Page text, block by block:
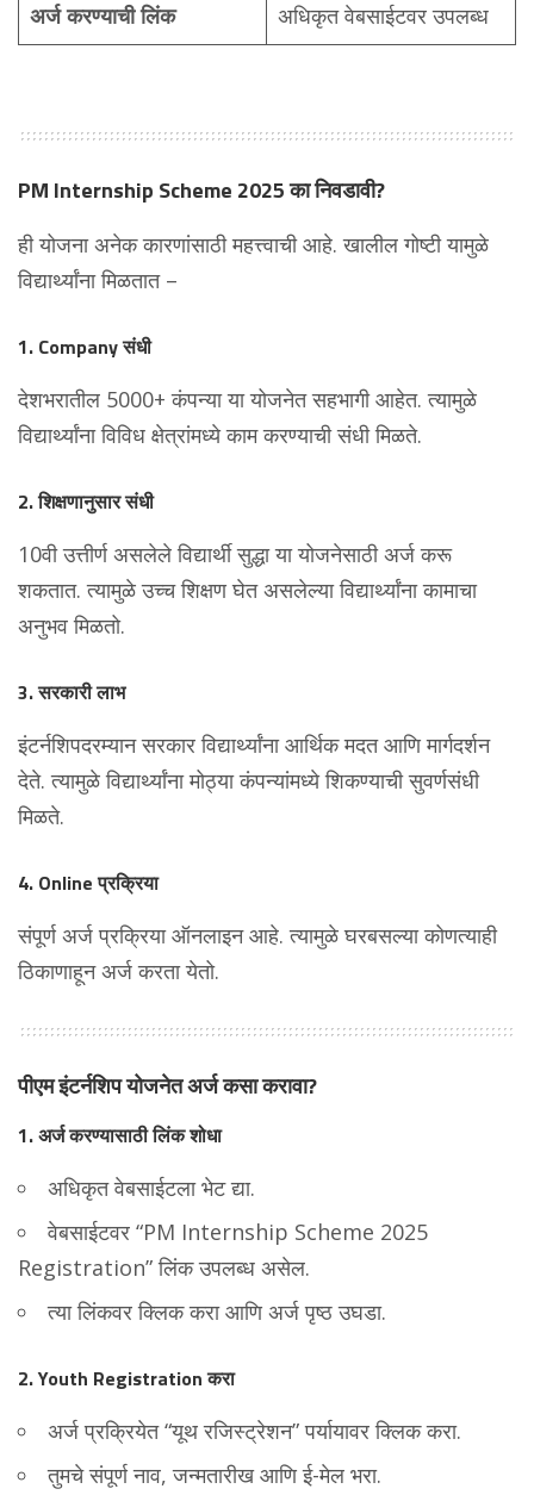
अर्ज करण्याची लिंक अधिकृत वेबसाईटवर उपलब्ध
PM Internship Scheme 2025 का निवडावी?
ही योजना अनेक कारणांसाठी महत्त्वाची आहे. खालील गोष्टी यामुळे
विद्यार्थ्यांना मिळतात –
1. Company संधी
देशभरातील 5000+ कंपन्या या योजनेत सहभागी आहेत. त्यामुळे
विद्यार्थ्यांना विविध क्षेत्रांमध्ये काम करण्याची संधी मिळते.
2. शिक्षणानुसार संधी
10वी उत्तीर्ण असलेले विद्यार्थी सुद्धा या योजनेसाठी अर्ज करू
शकतात. त्यामुळे उच्च शिक्षण घेत असलेल्या विद्यार्थ्यांना कामाचा
अनुभव मिळतो.
3. सरकारी लाभ
इंटर्नशिपदरम्यान सरकार विद्यार्थ्यांना आर्थिक मदत आणि मार्गदर्शन
देते. त्यामुळे विद्यार्थ्यांना मोठ्या कंपन्यांमध्ये शिकण्याची सुवर्णसंधी
मिळते.
4. Online प्रक्रिया
संपूर्ण अर्ज प्रक्रिया ऑनलाइन आहे. त्यामुळे घरबसल्या कोणत्याही
ठिकाणाहून अर्ज करता येतो.
पीएम इंटर्नशिप योजनेत अर्ज कसा करावा?
1. अर्ज करण्यासाठी लिंक शोधा
अधिकृत वेबसाईटला भेट द्या.
वेबसाईटवर “PM Internship Scheme 2025
Registration” लिंक उपलब्ध असेल.
त्या लिंकवर क्लिक करा आणि अर्ज पृष्ठ उघडा.
2. Youth Registration करा
अर्ज प्रक्रियेत “यूथ रजिस्ट्रेशन” पर्यायावर क्लिक करा.
तुमचे संपूर्ण नाव, जन्मतारीख आणि ई-मेल भरा.